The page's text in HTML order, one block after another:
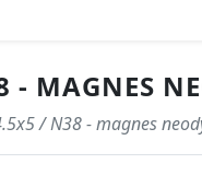
MAGNES
/ N38 - magnes